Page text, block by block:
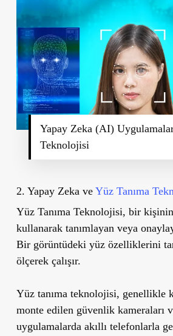
Yapay Zeka (AI)
Teknolojisi
2. Yapay Zeka ve Yüz Tanıma
Yüz Tanıma Teknolojisi, bir
kullanarak tanımlayan veya
Bir görüntüdeki yüz özelliklerini
ölçerek çalışır.
Yüz tanıma teknolojisi, genellikle
monte edilen güvenlik kameraları
uygulamalarda akıllı telefonlarla